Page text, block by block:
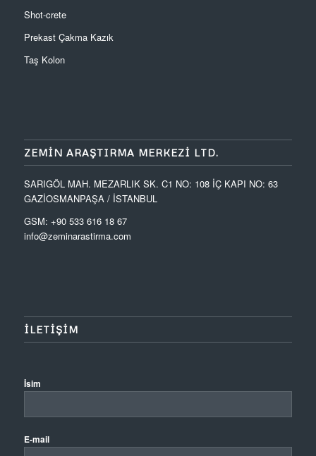
Shot-crete
Prekast Çakma Kazık
Taş Kolon
ZEMIN ARAŞTIRMA MERKEZI LTD.
SARIGÖL MAH. MEZARLIK SK. C1 NO: 108 İÇ KAPI NO: 63
GAZİOSMANPAŞA / İSTANBUL
GSM: +90 533 616 18 67
info@zeminarastirma.com
ILETIŞIM
İsim
E-mail